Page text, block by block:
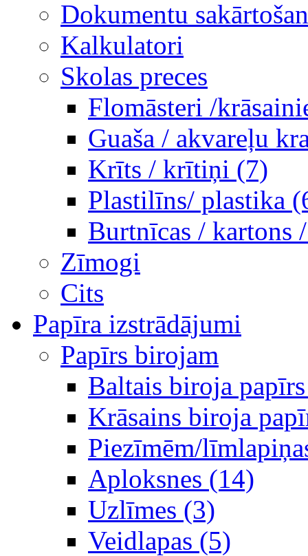
Dokumentu
Kalkulatori
Skolas preces
Flomāsteri /
Guaša / akvareļu
Krīts / krītiņi (7)
Plastilīns/ plastika
Burtnīcas / kartons
Zīmogi
Cits
Papīra izstrādājumi
Papīrs birojam
Baltais biroja
Krāsains biroja
Piezīmēm/
Aploksnes (14)
Uzlīmes (3)
Veidlapas (5)